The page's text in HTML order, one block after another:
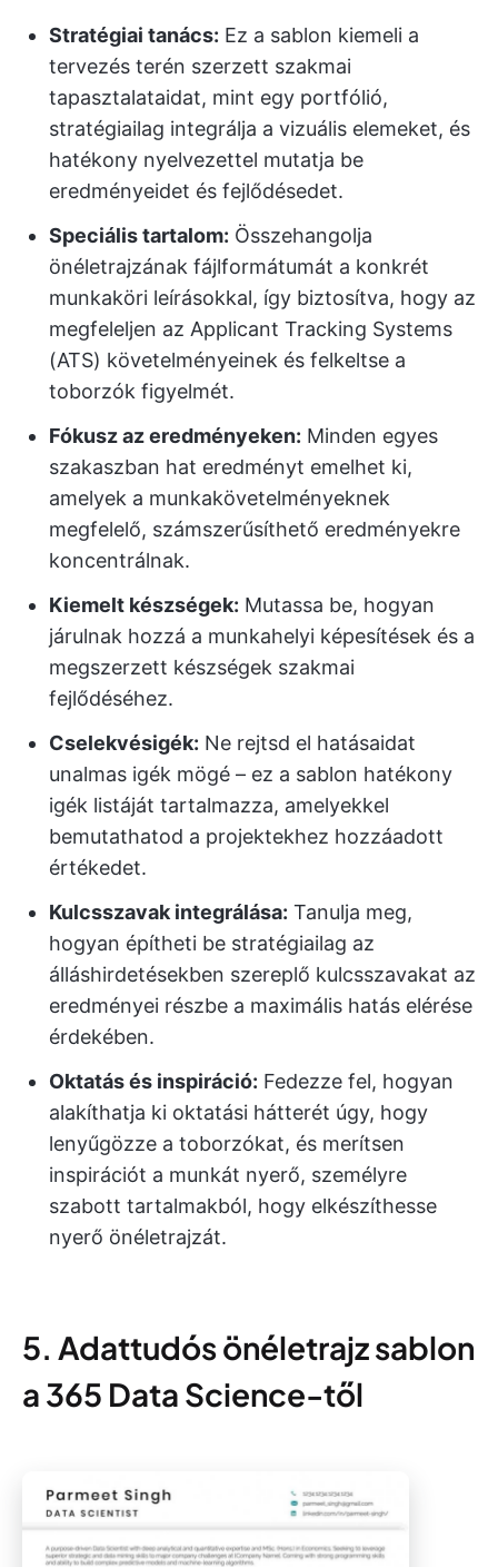
Stratégiai tanács: Ez a sablon kiemeli a
tervezés terén szerzett szakmai
tapasztalataidat, mint egy portfólió,
stratégiailag integrálja a vizuális elemeket, és
hatékony nyelvezettel mutatja be
eredményeidet és fejlődésedet.
Speciális tartalom: Összehangolja
önéletrajzának fájlformátumát a konkrét
munkaköri leírásokkal, így biztosítva, hogy az
megfeleljen az Applicant Tracking Systems
(ATS) követelményeinek és felkeltse a
toborzók figyelmét.
Fókusz az eredményeken: Minden egyes
szakaszban hat eredményt emelhet ki,
amelyek a munkakövetelményeknek
megfelelő, számszerűsíthető eredményekre
koncentrálnak.
Kiemelt készségek: Mutassa be, hogyan
járulnak hozzá a munkahelyi képesítések és a
megszerzett készségek szakmai
fejlődéséhez.
Cselekvésigék: Ne rejtsd el hatásaidat
unalmas igék mögé – ez a sablon hatékony
igék listáját tartalmazza, amelyekkel
bemutathatod a projektekhez hozzáadott
értékedet.
Kulcsszavak integrálása: Tanulja meg,
hogyan építheti be stratégiailag az
álláshirdetésekben szereplő kulcsszavakat az
eredményei részbe a maximális hatás elérése
érdekében.
Oktatás és inspiráció: Fedezze fel, hogyan
alakíthatja ki oktatási hátterét úgy, hogy
lenyűgözze a toborzókat, és merítsen
inspirációt a munkát nyerő, személyre
szabott tartalmakból, hogy elkészíthesse
nyerő önéletrajzát.
5. Adattudós önéletrajz sablon
a 365 Data Science-től